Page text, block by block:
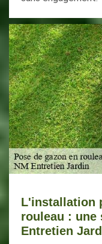
L'installation
rouleau : une
Entretien